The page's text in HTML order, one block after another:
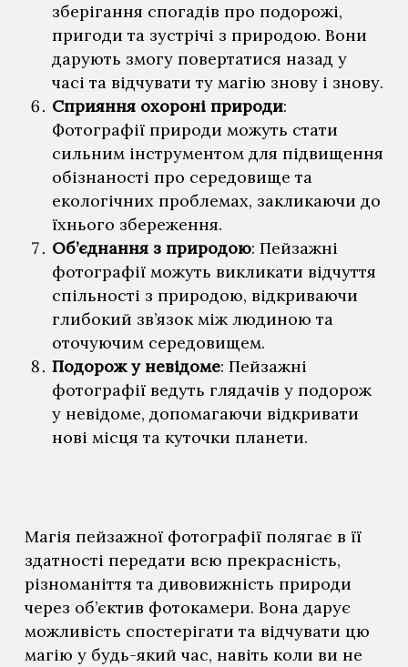
зберігання спогадів про подорожі,
пригоди та зустрічі з природою. Вони
дарують змогу повертатися назад у
часі та відчувати ту магію знову і знову.
Сприяння охороні природи:
Фотографії природи можуть стати
сильним інструментом для підвищення
обізнаності про середовище та
екологічних проблемах, закликаючи до
їхнього збереження.
Об’єднання з природою: Пейзажні
фотографії можуть викликати відчуття
спільності з природою, відкриваючи
глибокий зв’язок між людиною та
оточуючим середовищем.
Подорож у невідоме: Пейзажні
фотографії ведуть глядачів у подорож
у невідоме, допомагаючи відкривати
нові місця та куточки планети.
Магія пейзажної фотографії полягає в її
здатності передати всю прекрасність,
різноманіття та дивовижність природи
через об’єктив фотокамери. Вона дарує
можливість спостерігати та відчувати цю
магію у будь-який час, навіть коли ви не